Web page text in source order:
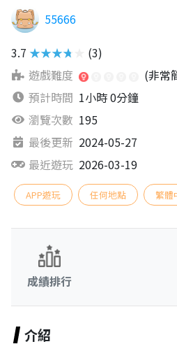
55666
3.7 ★★★★★
(3)
遊戲難度
(非常
預計時間 1小時 0分鐘
瀏覽次數 195
最後更新 2024-05-27
最近遊玩 2026-03-19
APP遊玩 任何地點 繁體
成績排行
介紹